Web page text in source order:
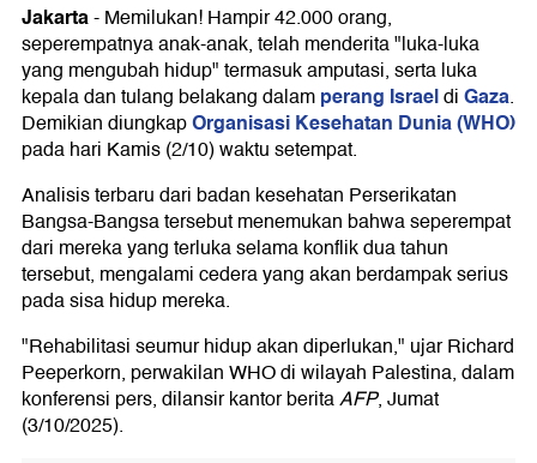
Jakarta-Memilukan! Hampir 42.000 orang,
seperempatnya anak-anak, telah menderita "luka-luka
yang mengubah hidup" termasuk amputasi, serta luka
kepala dan tulang belakang dalamperang IsraeldiGaza.
Demikian diungkapOrganisasi Kesehatan Dunia (WHO)
pada hari Kamis (2/10) waktu setempat.
Analisis terbaru dari badan kesehatan Perserikatan
Bangsa-Bangsa tersebut menemukan bahwa seperempat
dari mereka yang terluka selama konflik dua tahun
tersebut, mengalami cedera yang akan berdampak serius
pada sisa hidup mereka.
"Rehabilitasi seumur hidup akan diperlukan," ujar Richard
Peeperkorn, perwakilan WHO di wilayah Palestina, dalam
konferensi pers, dilansir kantor beritaAFP, Jumat
(3/10/2025).